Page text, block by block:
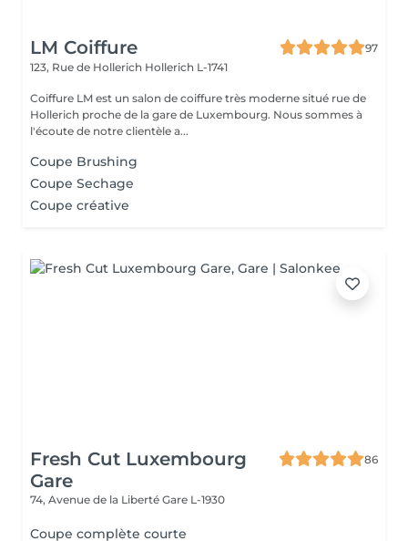
LM Coiffure
97
123, Rue de Hollerich Hollerich L-1741
Coiffure LM est un salon de coiffure très moderne situé rue de
Hollerich proche de la gare de Luxembourg. Nous sommes à
l'écoute de notre clientèle a...
Coupe Brushing
Coupe Sechage
Coupe créative
Fresh Cut Luxembourg
Gare
86
74, Avenue de la Liberté Gare L-1930
Coupe complète courte